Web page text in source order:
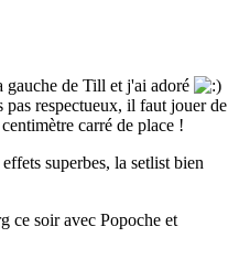
gauche de Till et j'ai adoré
respectueux, il faut jouer de
carré de place !
superbes, la setlist bien
ce soir avec Popoche et